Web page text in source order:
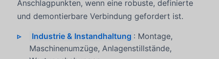
Anschlagpunkten, wenn eine robuste, definierte
und demontierbare Verbindung gefordert ist.
Industrie & Instandhaltung : Montage,
Maschinenumzüge, Anlagenstillstände,